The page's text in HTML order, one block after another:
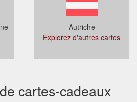
Autriche
Explorez d'autres cartes
cartes-cadeaux